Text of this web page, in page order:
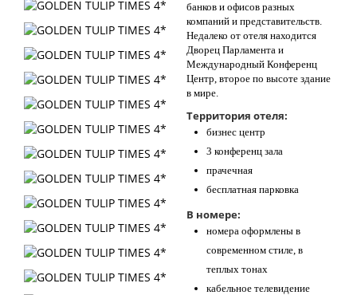
банков и офисов разных
компаний и представительств.
Недалеко от отеля находится
Дворец Парламента и
Международный Конференц
Центр, второе по высоте здание
в мире.
Территория отеля:
бизнес центр
3 конференц зала
прачечная
бесплатная парковка
В номере:
номера оформлены в
современном стиле, в
теплых тонах
кабельное телевидение